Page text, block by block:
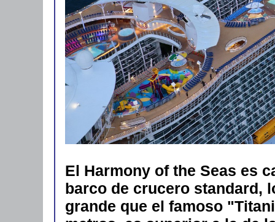
El Harmony of the Seas es
barco de crucero standard,
grande que el famoso